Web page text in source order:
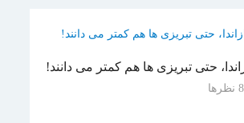
حتی تبریزی ها هم کمتر می دانند!
نظرها